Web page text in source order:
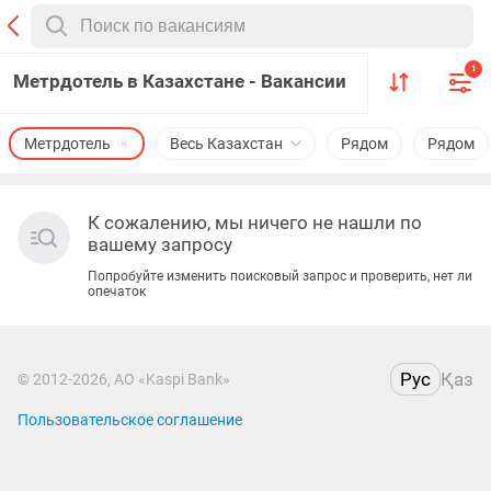
Метрдотель в Казахстане - Вакансии
1
Весь Казахстан
Метрдотель Рядом Рядом
К сожалению, мы ничего не нашли по
вашему запросу
Попробуйте изменить поисковый запрос и проверить, нет ли
опечаток
© 2012-2026, АО «Kaspi Bank» Рус Қаз
Пользовательское соглашение